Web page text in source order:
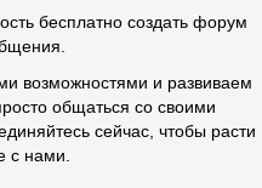
бесплатно создать форум
возможностями и развиваем
общаться со своими
сейчас, чтобы расти
с нами.